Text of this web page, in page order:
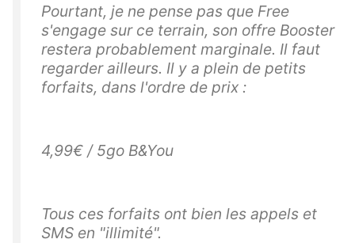
Pourtant, je ne pense pas que Free
s'engage sur ce terrain, son offre Booster
restera probablement marginale. Il faut
regarder ailleurs. Il y a plein de petits
forfaits, dans l'ordre de prix :
4,99€ / 5go B&You
Tous ces forfaits ont bien les appels et
SMS en "illimité".